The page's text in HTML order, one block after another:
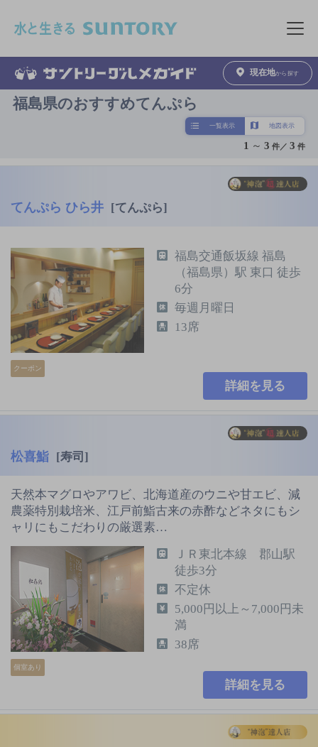
メニュ
現在地から探す
福島県のおすすめてんぷら
一覧表示 地図表示
1 ～ 3 件／3 件
てんぷら ひら井 [てんぷら]
クーポン
福島交通飯坂線 福島
（福島県）駅 東口 徒歩
6分
毎週月曜日
13席
詳細を見る
松喜鮨 [寿司]
天然本マグロやアワビ、北海道産のウニや甘エビ、減
農薬特別栽培米、江戸前鮨古来の赤酢などネタにもシ
ャリにもこだわりの厳選素…
個室あり
ＪＲ東北本線 郡山駅
徒歩3分
不定休
5,000円以上～7,000円未
満
38席
詳細を見る